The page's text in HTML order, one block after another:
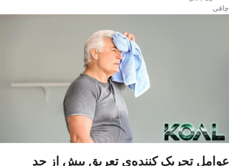
چاقی
عوامل تحریک‌ کننده‌ی تعریق بیش از حد